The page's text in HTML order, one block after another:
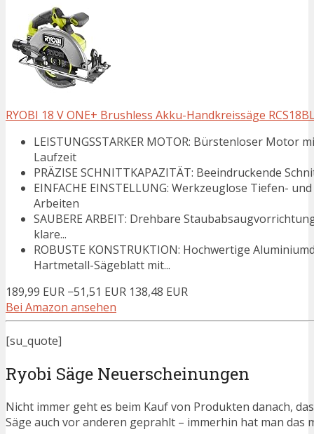
RYOBI 18 V ONE+ Brushless Akku-Handkreissäge
LEISTUNGSSTARKER MOTOR: Bürstenloser
Laufzeit
PRÄZISE SCHNITTKAPAZITÄT: Beeindruckende
EINFACHE EINSTELLUNG: Werkzeuglose Tiefen-
Arbeiten
SAUBERE ARBEIT: Drehbare
klare...
ROBUSTE KONSTRUKTION: Hochwertige
Hartmetall-Sägeblatt mit...
189,99 EUR −51,51 EUR 138,48 EUR
Bei Amazon ansehen
[su_quote]
Ryobi Säge Neuerscheinungen
Nicht immer geht es beim Kauf von Produkten danach,
Säge auch vor anderen geprahlt – immerhin hat man